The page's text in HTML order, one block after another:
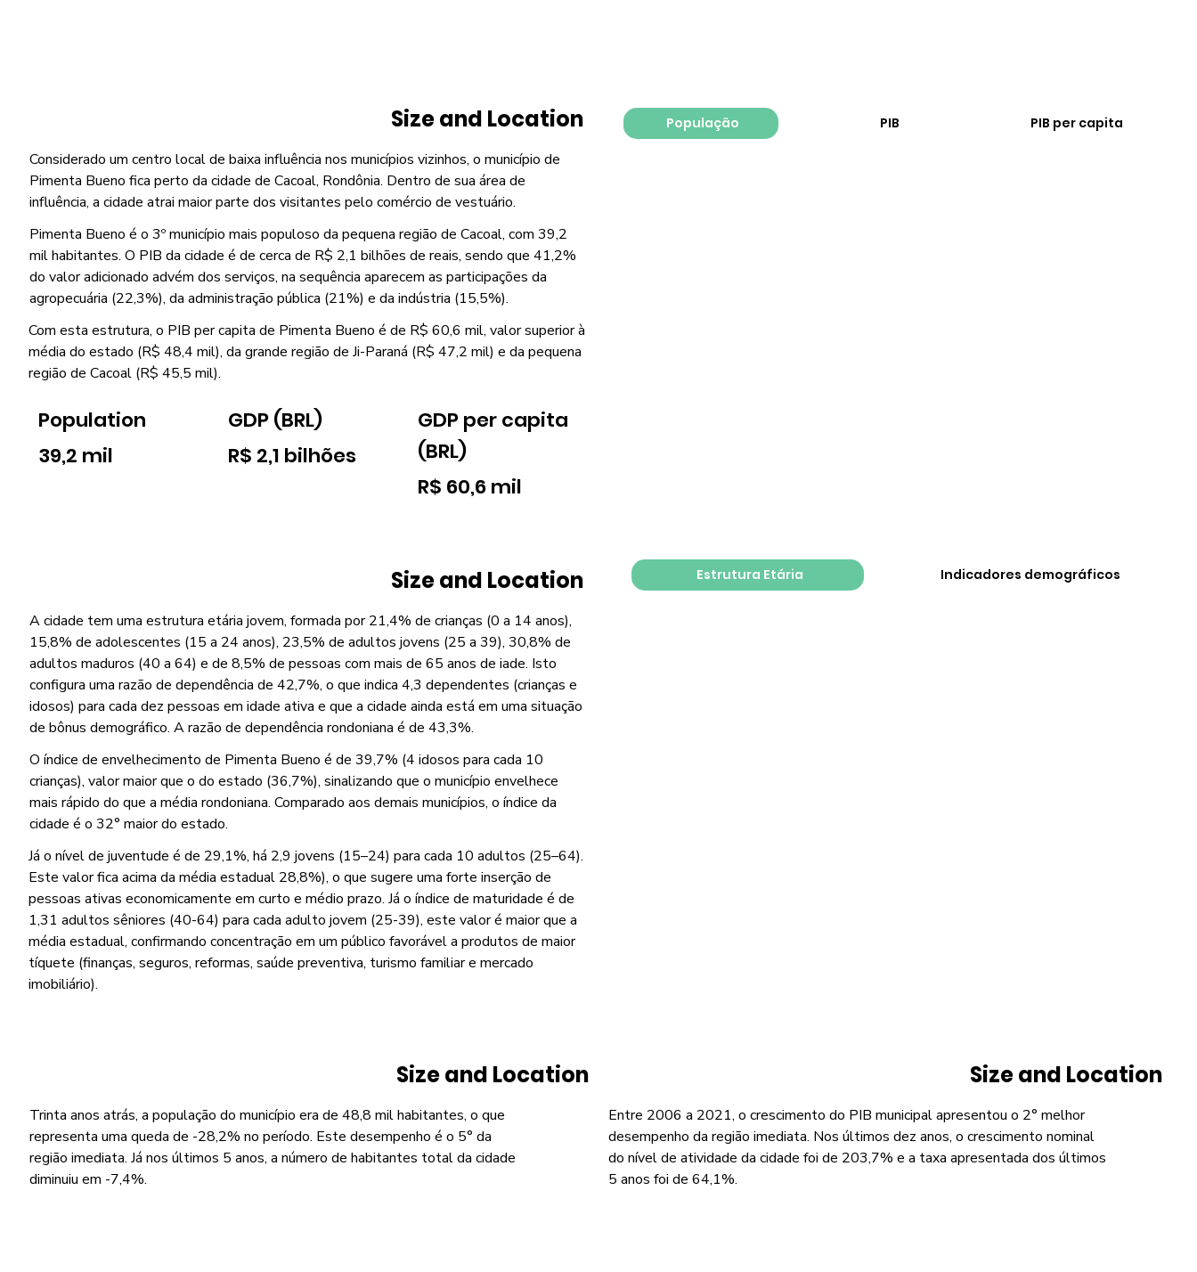
População PIB PIB per capita
Estrutura Etária Indicadores demográficos
Size and Location
Considerado um centro local de baixa influência nos municípios vizinhos, o município de
Pimenta Bueno fica perto da cidade de Cacoal, Rondônia. Dentro de sua área de
influência, a cidade atrai maior parte dos visitantes pelo comércio de vestuário.
Pimenta Bueno é o 3º município mais populoso da pequena região de Cacoal, com 39,2
mil habitantes. O PIB da cidade é de cerca de R$ 2,1 bilhões de reais, sendo que 41,2%
do valor adicionado advém dos serviços, na sequência aparecem as participações da
agropecuária (22,3%), da administração pública (21%) e da indústria (15,5%).
Com esta estrutura, o PIB per capita de Pimenta Bueno é de R$ 60,6 mil, valor superior à
média do estado (R$ 48,4 mil), da grande região de Ji-Paraná (R$ 47,2 mil) e da pequena
região de Cacoal (R$ 45,5 mil).
Population
39,2 mil
GDP (BRL)
R$ 2,1 bilhões
GDP per capita
(BRL)
R$ 60,6 mil
Size and Location
A cidade tem uma estrutura etária jovem, formada por 21,4% de crianças (0 a 14 anos),
15,8% de adolescentes (15 a 24 anos), 23,5% de adultos jovens (25 a 39), 30,8% de
adultos maduros (40 a 64) e de 8,5% de pessoas com mais de 65 anos de iade. Isto
configura uma razão de dependência de 42,7%, o que indica 4,3 dependentes (crianças e
idosos) para cada dez pessoas em idade ativa e que a cidade ainda está em uma situação
de bônus demográfico. A razão de dependência rondoniana é de 43,3%.
O índice de envelhecimento de Pimenta Bueno é de 39,7% (4 idosos para cada 10
crianças), valor maior que o do estado (36,7%), sinalizando que o município envelhece
mais rápido do que a média rondoniana. Comparado aos demais municípios, o índice da
cidade é o 32° maior do estado.
Já o nível de juventude é de 29,1%, há 2,9 jovens (15–24) para cada 10 adultos (25–64).
Este valor fica acima da média estadual 28,8%), o que sugere uma forte inserção de
pessoas ativas economicamente em curto e médio prazo. Já o índice de maturidade é de
1,31 adultos sêniores (40-64) para cada adulto jovem (25-39), este valor é maior que a
média estadual, confirmando concentração em um público favorável a produtos de maior
tíquete (finanças, seguros, reformas, saúde preventiva, turismo familiar e mercado
imobiliário).
Size and Location
Trinta anos atrás, a população do município era de 48,8 mil habitantes, o que
representa uma queda de -28,2% no período. Este desempenho é o 5° da
região imediata. Já nos últimos 5 anos, a número de habitantes total da cidade
diminuiu em -7,4%.
Size and Location
Entre 2006 a 2021, o crescimento do PIB municipal apresentou o 2° melhor
desempenho da região imediata. Nos últimos dez anos, o crescimento nominal
do nível de atividade da cidade foi de 203,7% e a taxa apresentada dos últimos
5 anos foi de 64,1%.